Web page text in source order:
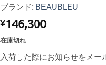
ブランド: BEAUBLEU
¥146,300
在庫切れ
入荷した際にお知らせをメー